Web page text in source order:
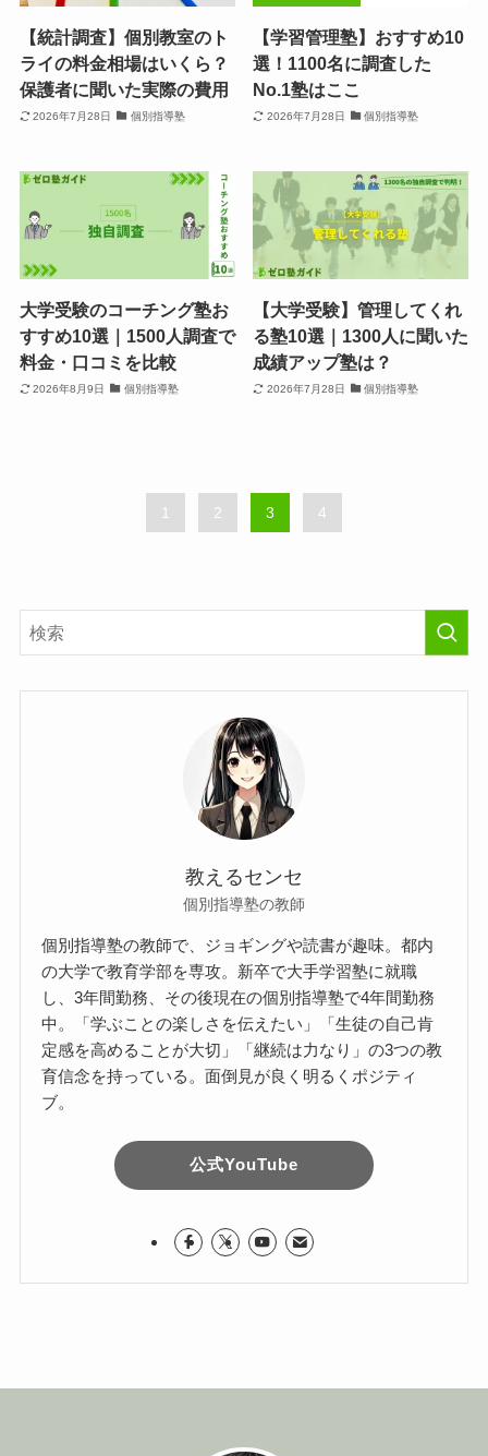
【統計調査】個別教室のト
ライの料金相場はいくら？
保護者に聞いた実際の費用
2026年7月28日 個別指導塾
【学習管理塾】おすすめ10
選！1100名に調査した
No.1塾はここ
2026年7月28日 個別指導塾
大学受験のコーチング塾お
すすめ10選｜1500人調査で
料金・口コミを比較
2026年8月9日 個別指導塾
【大学受験】管理してくれ
る塾10選｜1300人に聞いた
成績アップ塾は？
2026年7月28日 個別指導塾
1 2 3 4
教えるセンセ
個別指導塾の教師
個別指導塾の教師で、ジョギングや読書が趣味。都内
の大学で教育学部を専攻。新卒で大手学習塾に就職
し、3年間勤務、その後現在の個別指導塾で4年間勤務
中。「学ぶことの楽しさを伝えたい」「生徒の自己肯
定感を高めることが大切」「継続は力なり」の3つの教
育信念を持っている。面倒見が良く明るくポジティ
ブ。
公式YouTube